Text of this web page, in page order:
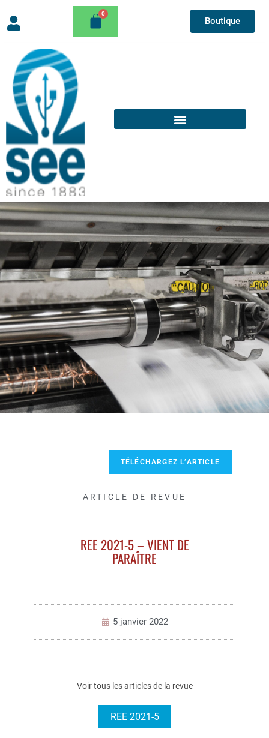
Boutique
TÉLÉCHARGEZ L’ARTICLE
ARTICLE DE REVUE
REE 2021-5 – VIENT DE
PARAÎTRE
5 janvier 2022
Voir tous les articles de la revue
REE 2021-5